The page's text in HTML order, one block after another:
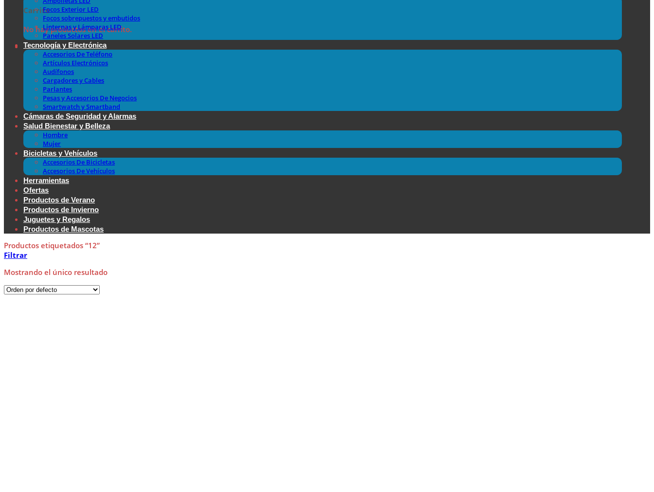
Carrito
No hay productos en el carrito.
Focos Exterior LED
Focos sobrepuestos y embutidos
Linternas y Lámparas LED
Paneles Solares LED
Tecnología y Electrónica
Accesorios De Teléfono
Artículos Electrónicos
Audífonos
Cargadores y Cables
Parlantes
Pesas y Accesorios De Negocios
Smartwatch y Smartband
Cámaras de Seguridad y Alarmas
Salud Bienestar y Belleza
Hombre
Mujer
Bicicletas y Vehículos
Accesorios De Bicicletas
Accesorios De Vehículos
Herramientas
Ofertas
Productos de Verano
Productos de Invierno
Juguetes y Regalos
Productos de Mascotas
Productos etiquetados “12”
Filtrar
Mostrando el único resultado